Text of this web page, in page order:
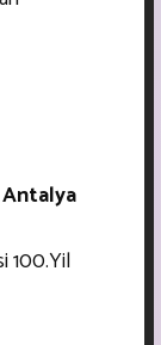
100.Yil